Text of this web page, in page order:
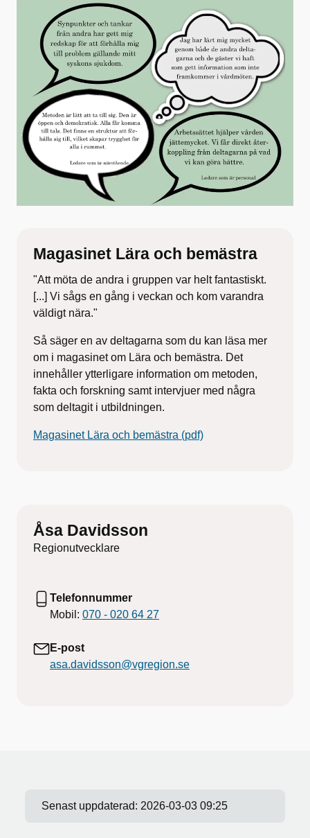
Magasinet Lära och bemästra
"Att möta de andra i gruppen var helt fantastiskt.
[...] Vi sågs en gång i veckan och kom varandra
väldigt nära."
Så säger en av deltagarna som du kan läsa mer
om i magasinet om Lära och bemästra. Det
innehåller ytterligare information om metoden,
fakta och forskning samt intervjuer med några
som deltagit i utbildningen.
Magasinet Lära och bemästra (pdf)
Åsa Davidsson
Regionutvecklare
Telefonnummer
Mobil: 070 - 020 64 27
E-post
asa.davidsson@vgregion.se
Senast uppdaterad: 2026-03-03 09:25